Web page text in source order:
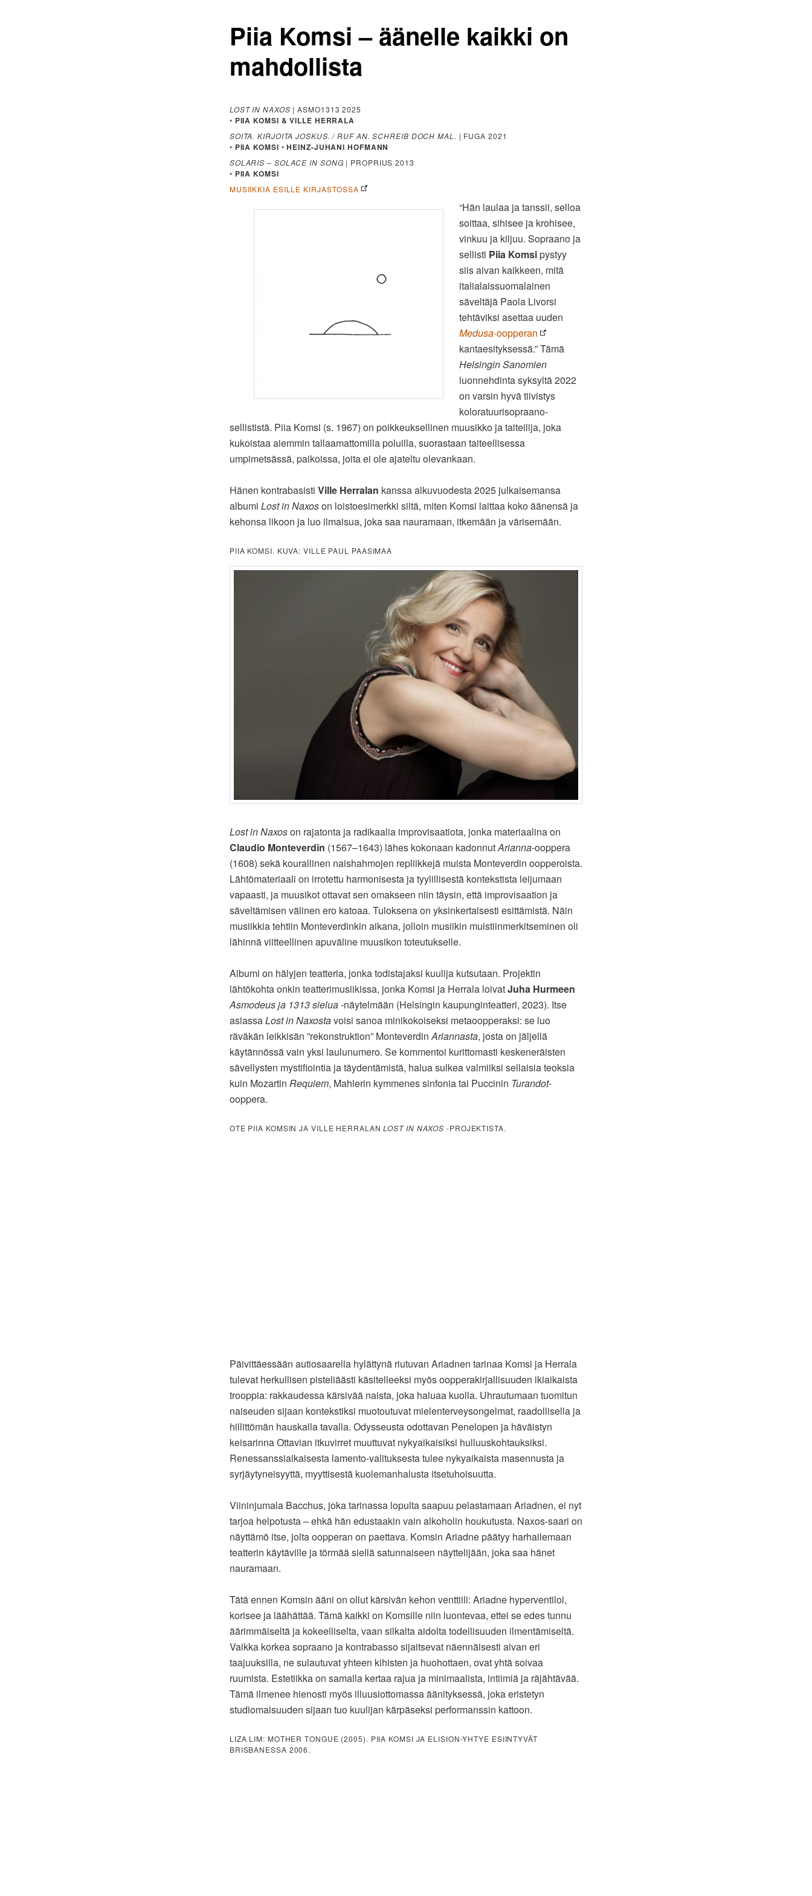
Piia Komsi – äänelle kaikki on
mahdollista
LOST IN NAXOS | ASMO1313 2025
• PIIA KOMSI & VILLE HERRALA
SOITA. KIRJOITA JOSKUS. / RUF AN. SCHREIB DOCH MAL. | FUGA 2021
• PIIA KOMSI •HEINZ-JUHANI HOFMANN
SOLARIS – SOLACE IN SONG | PROPRIUS 2013
• PIIA KOMSI
MUSIIKKIA ESILLE KIRJASTOSSA
“Hän laulaa ja tanssii, selloa
soittaa, sihisee ja krohisee,
vinkuu ja kiljuu. Sopraano ja
sellisti Piia Komsipystyy
siis aivan kaikkeen, mitä
italialaissuomalainen
säveltäjä Paola Livorsi
tehtäviksi asettaa uuden
Medusa-oopperan
kantaesityksessä.” Tämä
Helsingin Sanomien
luonnehdinta syksyltä 2022
on varsin hyvä tiivistys
koloratuurisopraano-
sellististä. Piia Komsi (s. 1967) on poikkeuksellinen muusikko ja taiteilija, joka
kukoistaa aiemmin tallaamattomilla poluilla, suorastaan taiteellisessa
umpimetsässä, paikoissa, joita ei ole ajateltu olevankaan.
Hänen kontrabasisti Ville Herralan kanssa alkuvuodesta 2025 julkaisemansa
albumi Lost in Naxoson loistoesimerkki siitä, miten Komsi laittaa koko äänensä ja
kehonsa likoon ja luo ilmaisua, joka saa nauramaan, itkemään ja värisemään.
PIIA KOMSI. KUVA: VILLE PAUL PAASIMAA
Lost in Naxoson rajatonta ja radikaalia improvisaatiota, jonka materiaalina on
Claudio Monteverdin (1567–1643) lähes kokonaan kadonnutArianna-ooppera
(1608) sekä kourallinen naishahmojen repliikkejä muista Monteverdin oopperoista.
Lähtömateriaali on irrotettu harmonisesta ja tyylillisestä kontekstista leijumaan
vapaasti, ja muusikot ottavat sen omakseen niin täysin, että improvisaation ja
säveltämisen välinen ero katoaa. Tuloksena on yksinkertaisesti esittämistä. Näin
musiikkia tehtiin Monteverdinkin aikana, jolloin musiikin muistiinmerkitseminen oli
lähinnä viitteellinen apuväline muusikon toteutukselle.
Albumi on hälyjen teatteria, jonka todistajaksi kuulija kutsutaan. Projektin
lähtökohta onkin teatterimusiikissa, jonka Komsi ja Herrala loivatJuha Hurmeen
Asmodeus ja 1313 sielua-näytelmään (Helsingin kaupunginteatteri, 2023). Itse
asiassaLost in Naxostavoisi sanoa minikokoiseksi metaoopperaksi: se luo
räväkän leikkisän ”rekonstruktion” MonteverdinAriannasta, josta on jäljellä
käytännössä vain yksi laulunumero. Se kommentoi kurittomasti keskeneräisten
sävellysten mystifiointia ja täydentämistä, halua sulkea valmiiksi sellaisia teoksia
kuin Mozartin Requiem, Mahlerin kymmenes sinfonia tai Puccinin Turandot-
ooppera.
OTE PIIA KOMSIN JA VILLE HERRALANLOST IN NAXOS -PROJEKTISTA.
Päivittäessään autiosaarella hylättynä riutuvan Ariadnen tarinaa Komsi ja Herrala
tulevat herkullisen pisteliäästi käsitelleeksi myös oopperakirjallisuuden ikiaikaista
trooppia: rakkaudessa kärsivää naista, joka haluaa kuolla. Uhrautumaan tuomitun
naiseuden sijaan kontekstiksi muotoutuvat mielenterveysongelmat, raadollisella ja
hillittömän hauskalla tavalla. Odysseusta odottavan Penelopen ja häväistyn
keisarinna Ottavian itkuvirret muuttuvat nykyaikaisiksi hulluuskohtauksiksi.
Renessanssiaikaisesta lamento-valituksesta tulee nykyaikaista masennusta ja
syrjäytyneisyyttä, myyttisestä kuolemanhalusta itsetuhoisuutta.
Viininjumala Bacchus, joka tarinassa lopulta saapuu pelastamaan Ariadnen, ei nyt
tarjoa helpotusta – ehkä hän edustaakin vain alkoholin houkutusta. Naxos-saari on
näyttämö itse, jolta oopperan on paettava. Komsin Ariadne päätyy harhailemaan
teatterin käytäville ja törmää siellä satunnaiseen näyttelijään, joka saa hänet
nauramaan.
Tätä ennen Komsin ääni on ollut kärsivän kehon venttiili: Ariadne hyperventiloi,
korisee ja läähättää. Tämä kaikki on Komsille niin luontevaa, ettei se edes tunnu
äärimmäiseltä ja kokeelliselta, vaan silkalta aidolta todellisuuden ilmentämiseltä.
Vaikka korkea sopraano ja kontrabasso sijaitsevat näennäisesti aivan eri
taajuuksilla, ne sulautuvat yhteen kihisten ja huohottaen, ovat yhtä soivaa
ruumista. Estetiikka on samalla kertaa rajua ja minimaalista, intiimiä ja räjähtävää.
Tämä ilmenee hienosti myös illuusiottomassa äänityksessä, joka eristetyn
studiomaisuuden sijaan tuo kuulijan kärpäseksi performanssin kattoon.
LIZA LIM: MOTHER TONGUE (2005). PIIA KOMSI JA ELISION-YHTYE ESIINTYVÄT
BRISBANESSA 2006.